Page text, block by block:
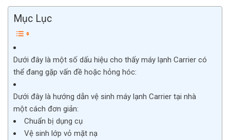
Mục Lục
Dưới đây là một số dấu hiệu cho thấy máy lạnh Carrier có
thể đang gặp vấn đề hoặc hỏng hóc:
Dưới đây là hướng dẫn vệ sinh máy lạnh Carrier tại nhà
một cách đơn giản:
Chuẩn bị dụng cụ
Vệ sinh lớp vỏ mặt nạ